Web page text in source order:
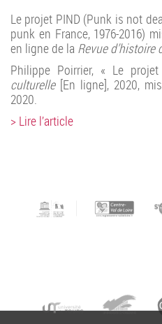
Le projet PIND (Punk is not
punk en France, 1976-2016)
en ligne de la Revue d’histoire
Philippe Poirrier, « Le projet
culturelle[En ligne], 2020,
2020
> Lire l’article